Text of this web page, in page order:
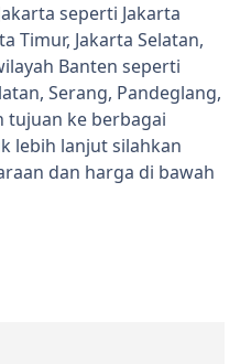
seperti Jakarta
Timur, Jakarta Selatan,
Banten seperti
Serang, Pandeglang,
tujuan ke berbagai
lebih lanjut silahkan
dan harga di bawah